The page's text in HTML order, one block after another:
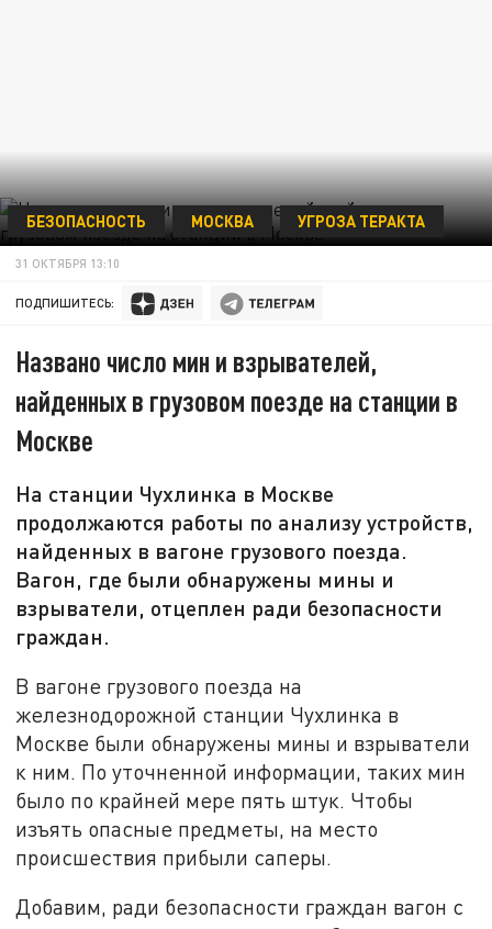
БЕЗОПАСНОСТЬ МОСКВА УГРОЗА ТЕРАКТА
31 ОКТЯБРЯ 13:10
ПОДПИШИТЕСЬ:
Названо число мин и взрывателей,
найденных в грузовом поезде на станции в
Москве
На станции Чухлинка в Москве
продолжаются работы по анализу устройств,
найденных в вагоне грузового поезда.
Вагон, где были обнаружены мины и
взрыватели, отцеплен ради безопасности
граждан.
В вагоне грузового поезда на
железнодорожной станции Чухлинка в
Москве были обнаружены мины и взрыватели
к ним. По уточненной информации, таких мин
было по крайней мере пять штук. Чтобы
изъять опасные предметы, на место
происшествия прибыли саперы.
Добавим, ради безопасности граждан вагон с